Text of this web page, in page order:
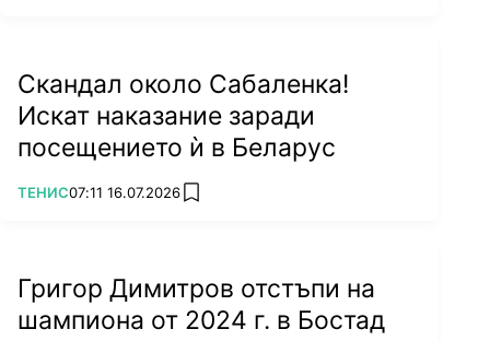
Скандал около Сабаленка!
Искат наказание заради
посещението ѝ в Беларус
ПОВЕЧЕ ОТ
ТЕНИС07:11 16.07.2026 add favorites
Григор Димитров отстъпи на
шампиона от 2024 г. в Бостад